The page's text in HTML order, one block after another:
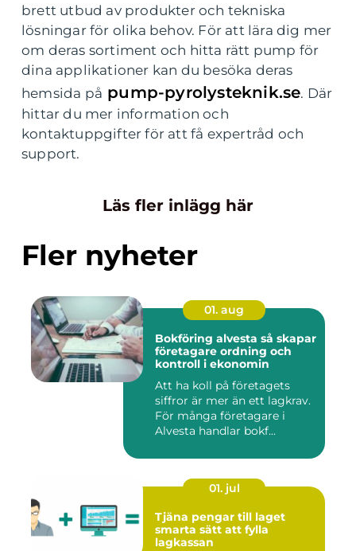
brett utbud av produkter och tekniska
lösningar för olika behov. För att lära dig mer
om deras sortiment och hitta rätt pump för
dina applikationer kan du besöka deras
hemsida på pump-pyrolysteknik.se. Där
hittar du mer information och
kontaktuppgifter för att få expertråd och
support.
Läs fler inlägg här
Fler nyheter
01. aug
Bokföring alvesta så skapar
företagare ordning och
kontroll i ekonomin
Att ha koll på företagets
siffror är mer än ett lagkrav.
För många företagare i
Alvesta handlar bokf...
01. jul
Tjäna pengar till laget
smarta sätt att fylla
lagkassan